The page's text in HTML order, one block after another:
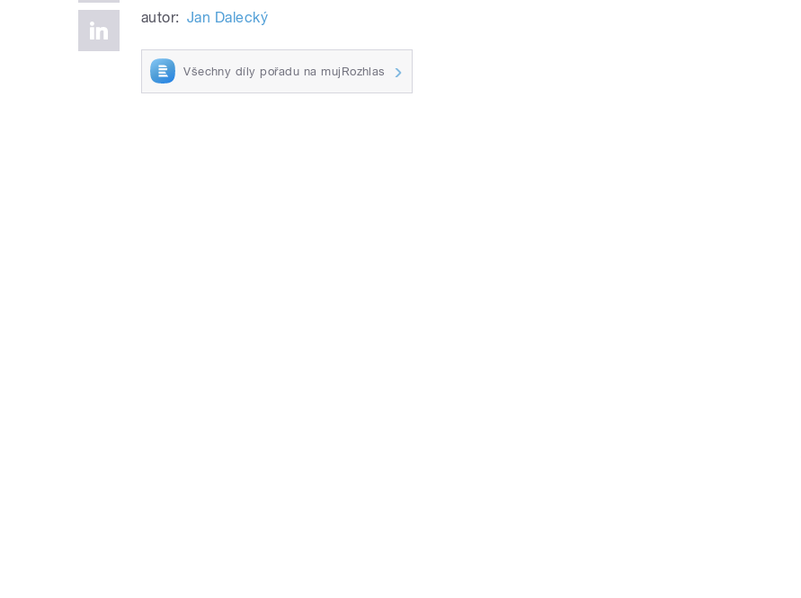
autor: Jan Dalecký
Všechny díly pořadu na mujRozhlas